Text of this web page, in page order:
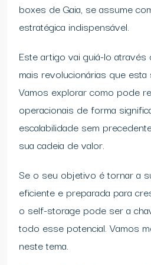
boxes de Gaia, se assume
estratégica indispensável.
Este artigo vai guiá-lo
mais revolucionárias que
Vamos explorar como pode
operacionais de forma
escalabilidade sem
sua cadeia de valor.
Se o seu objetivo é tornar a
eficiente e preparada para
o self-storage pode ser a
todo esse potencial. Vamos
neste tema.